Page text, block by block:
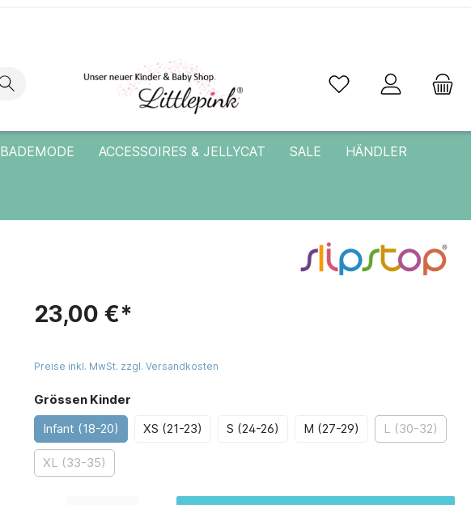
BADEMODE ACCESSOIRES & JELLYCAT SALE HÄNDLER
23,00 €*
Preise inkl. MwSt. zzgl. Versandkosten
Grössen Kinder
Infant (18-20)
XS (21-23) S (24-26) M (27-29) L (30-32)
XL (33-35)